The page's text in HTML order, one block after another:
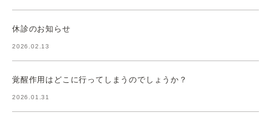
休診のお知らせ
2026.02.13
覚醒作用はどこに行ってしまうのでしょうか？
2026.01.31